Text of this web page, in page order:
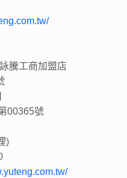
騰工商加盟店
00365號
)